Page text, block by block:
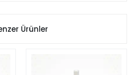
Ürünler